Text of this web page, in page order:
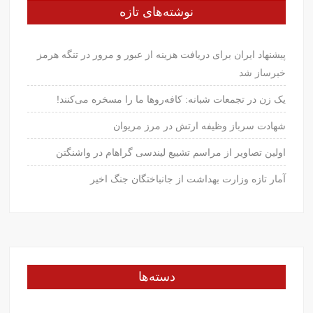
نوشته‌های تازه
پیشنهاد ایران برای دریافت هزینه از عبور و مرور در تنگه هرمز
خبرساز شد
یک زن در تجمعات شبانه: کافه‌روها ما را مسخره می‌کنند!
شهادت سرباز وظیفه ارتش در مرز مریوان
اولین تصاویر از مراسم تشییع لیندسی گراهام در واشنگتن
آمار تازه وزارت بهداشت از جانباختگان جنگ اخیر
دسته‌ها